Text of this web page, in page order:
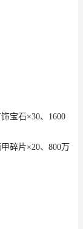
宝石×30、1600
碎片×20、800万